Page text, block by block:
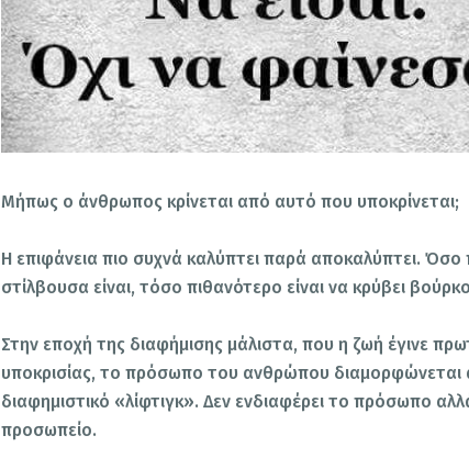
Μήπως ο άνθρωπος κρίνεται από αυτό που υποκρίνεται;
Η επιφάνεια πιο συχνά καλύπτει παρά αποκαλύπτει. Όσο
στίλβουσα είναι, τόσο πιθανότερο είναι να κρύβει
Στην εποχή της διαφήμισης μάλιστα, που η ζωή έγινε
υποκρισίας, το πρόσωπο του ανθρώπου διαμορφώνεται
διαφημιστικό «λίφτιγκ». Δεν ενδιαφέρει το πρόσωπο
προσωπείο.